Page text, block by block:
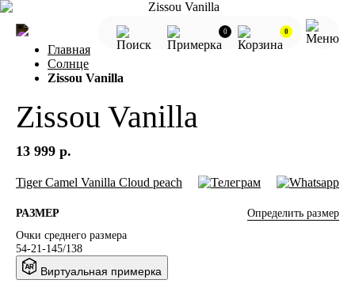
0 0
Главная
Солнце
Zissou Vanilla
Zissou Vanilla
13 999 р.
Tiger Camel Vanilla Cloud peach
РАЗМЕР
Определить размер
Очки среднего размера
54-21-145/138
Виртуальная примерка